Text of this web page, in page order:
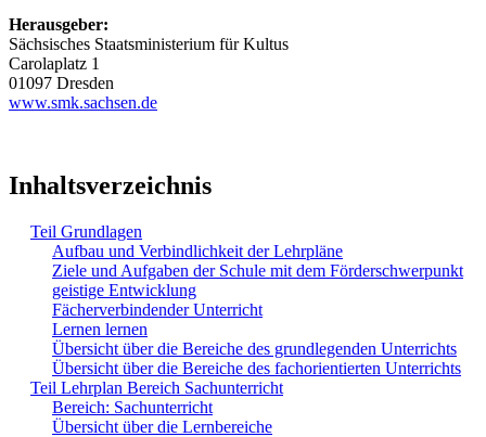
Herausgeber:
Sächsisches Staatsministerium für Kultus
Carolaplatz 1
01097 Dresden
www.smk.sachsen.de
Inhaltsverzeichnis
Teil Grundlagen
Aufbau und Verbindlichkeit der Lehrpläne
Ziele und Aufgaben der Schule mit dem Förderschwerpunkt
geistige Entwicklung
Fächerverbindender Unterricht
Lernen lernen
Übersicht über die Bereiche des grundlegenden Unterrichts
Übersicht über die Bereiche des fachorientierten Unterrichts
Teil Lehrplan Bereich Sachunterricht
Bereich: Sachunterricht
Übersicht über die Lernbereiche